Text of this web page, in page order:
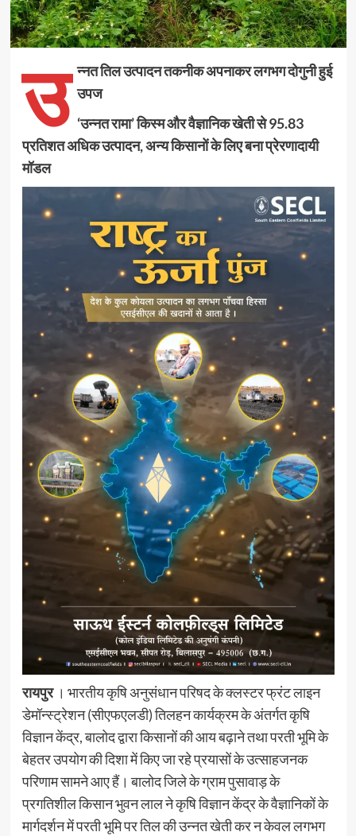
उ न्नत तिल उत्पादन तकनीक अपनाकर लगभग दोगुनी हुई
उपज
‘उन्नत रामा’ किस्म और वैज्ञानिक खेती से 95.83
प्रतिशत अधिक उत्पादन, अन्य किसानों के लिए बना प्रेरणादायी
मॉडल
रायपुर। भारतीय कृषि अनुसंधान परिषद के क्लस्टर फ्रंट लाइन
डेमॉन्स्ट्रेशन (सीएफएलडी) तिलहन कार्यक्रम के अंतर्गत कृषि
विज्ञान केंद्र, बालोद द्वारा किसानों की आय बढ़ाने तथा परती भूमि के
बेहतर उपयोग की दिशा में किए जा रहे प्रयासों के उत्साहजनक
परिणाम सामने आए हैं। बालोद जिले के ग्राम पुसावाड़ के
प्रगतिशील किसान भुवन लाल ने कृषि विज्ञान केंद्र के वैज्ञानिकों के
मार्गदर्शन में परती भूमि पर तिल की उन्नत खेती कर न केवल लगभग